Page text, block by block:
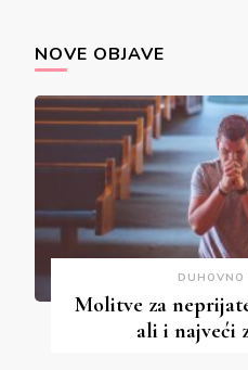
NOVE OBJAVE
DUHOVNO
Molitve za
ali i najveći